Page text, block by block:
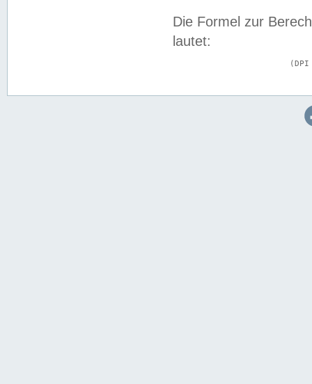
Die Formel zur
lautet: